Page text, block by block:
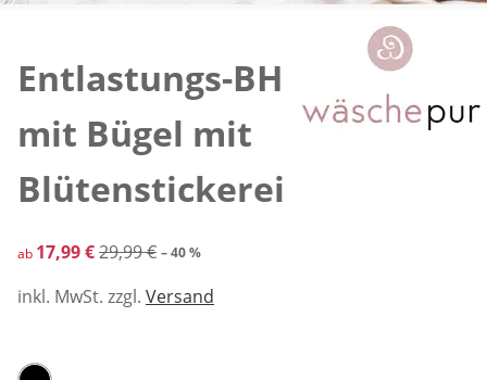
Entlastungs-BH
mit Bügel mit
Blütenstickerei
reduzierter Preis 17,99 €, vorheriger Preis: 29,99 €
ab 17,99 €29,99 € – 40 %
inkl. MwSt. zzgl. Versand